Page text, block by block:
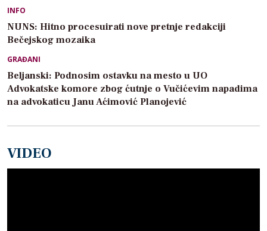
INFO
NUNS: Hitno procesuirati nove pretnje redakciji
Bečejskog mozaika
GRAĐANI
Beljanski: Podnosim ostavku na mesto u UO
Advokatske komore zbog ćutnje o Vučićevim napadima
na advokaticu Janu Aćimović Planojević
VIDEO